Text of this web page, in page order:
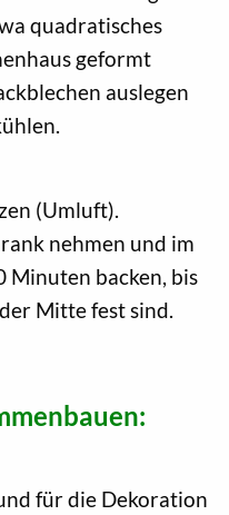
quadratisches
geformt
auslegen
(Umluft).
nehmen und im
Minuten backen, bis
Mitte fest sind.
für die Dekoration